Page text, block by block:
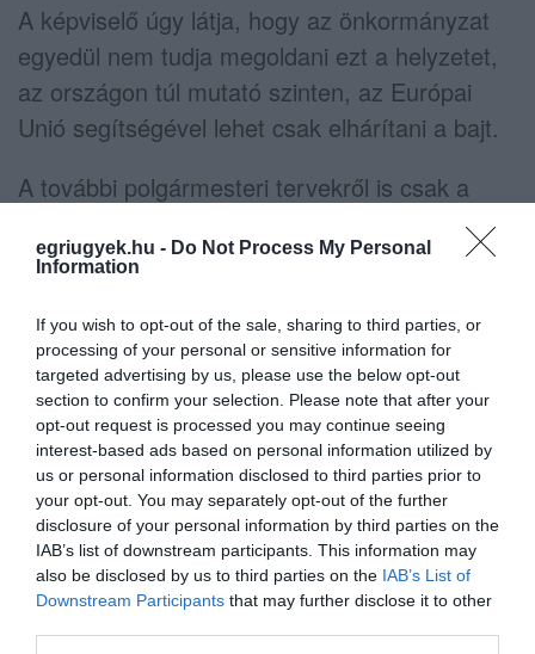
egriugyek.hu - Do Not Process My Personal
Information
If you wish to opt-out of the sale, sharing to third parties, or
processing of your personal or sensitive information for
targeted advertising by us, please use the below opt-out
section to confirm your selection. Please note that after your
opt-out request is processed you may continue seeing
interest-based ads based on personal information utilized by
us or personal information disclosed to third parties prior to
your opt-out. You may separately opt-out of the further
disclosure of your personal information by third parties on the
IAB’s list of downstream participants. This information may
also be disclosed by us to third parties on the IAB’s List of
Downstream Participants that may further disclose it to other
A képviselő úgy látja, hogy az önkormányzat
egyedül nem tudja megoldani ezt a helyzetet,
az országon túl mutató szinten, az Európai
Unió segítségével lehet csak elhárítani a bajt.
A további polgármesteri tervekről is csak a
tekintetében azt emelte ki, hogy felesleges
mindenki egyformán rászoruló. Az
építményadóval kapcsolatban pedig azt
hangsúlyozta, hogy az adó sávossá váltásával
lehetne segíteni azokat a vállalkozásokat,
amelyek önkormányzattal állnak kapcsolatban.
Kérdés azonban, hogy a nem önkormányzattal
kapcsolatban álló cégeknek miként tud
segíteni a város?